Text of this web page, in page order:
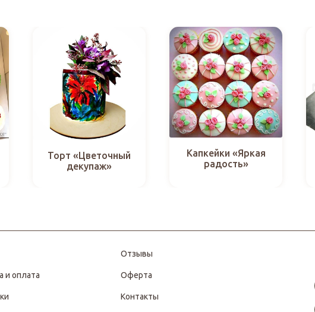
Торт «Цветочный
декупаж»
Капкейки «Яркая
радость»
и оплата
Отзывы
Оферта
Контакты